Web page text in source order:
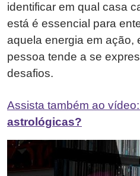
identificar em qual casa
está é essencial para
aquela energia em ação,
pessoa tende a se
desafios.
Assista também ao vídeo:
astrológicas?